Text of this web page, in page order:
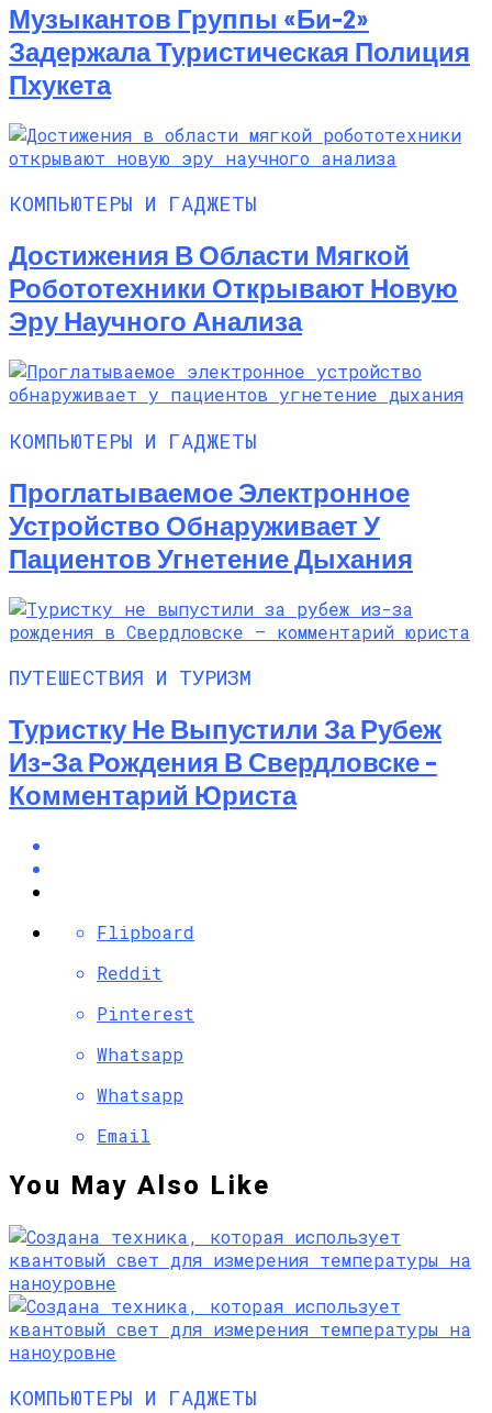
Музыкантов Группы «Би-2»
Задержала Туристическая Полиция
Пхукета
КОМПЬЮТЕРЫ И ГАДЖЕТЫ
Достижения В Области Мягкой
Робототехники Открывают Новую
Эру Научного Анализа
КОМПЬЮТЕРЫ И ГАДЖЕТЫ
Проглатываемое Электронное
Устройство Обнаруживает У
Пациентов Угнетение Дыхания
ПУТЕШЕСТВИЯ И ТУРИЗМ
Туристку Не Выпустили За Рубеж
Из-За Рождения В Свердловске –
Комментарий Юриста
Flipboard
Reddit
Pinterest
Whatsapp
Whatsapp
Email
You May Also Like
КОМПЬЮТЕРЫ И ГАДЖЕТЫ